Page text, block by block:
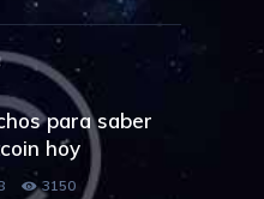
para saber
hoy
3150